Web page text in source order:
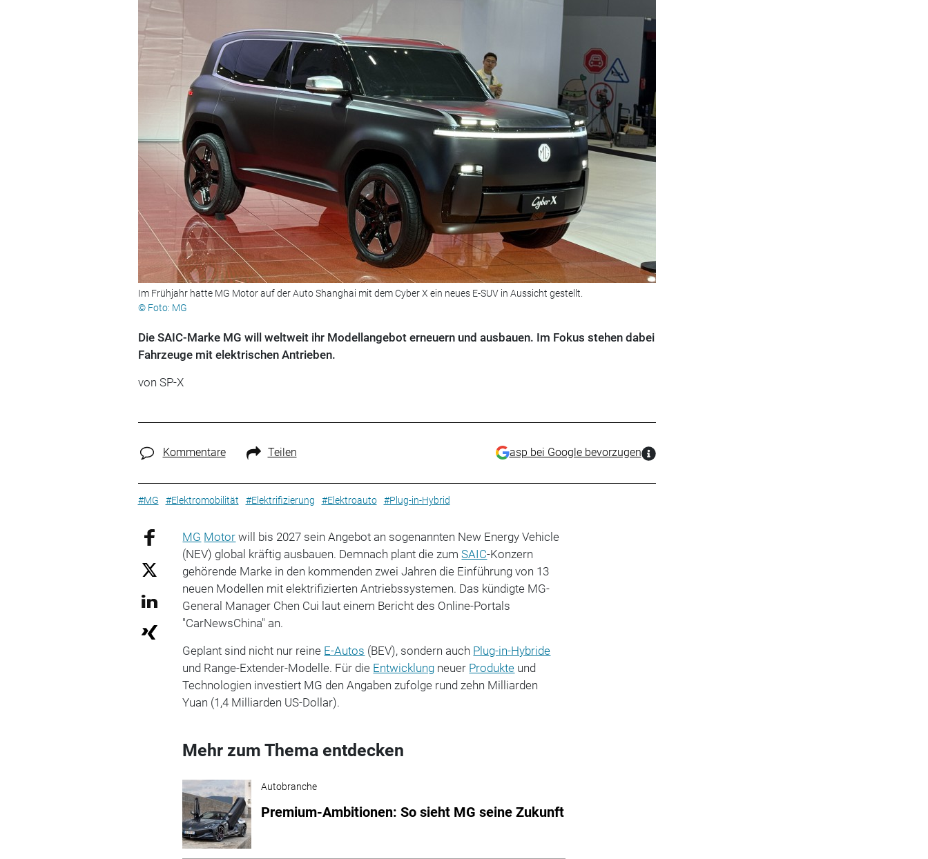
Im Frühjahr hatte MG Motor auf der Auto Shanghai mit dem Cyber X ein neues E-SUV in Aussicht gestellt.
© Foto: MG
Die SAIC-Marke MG will weltweit ihr Modellangebot erneuern und ausbauen. Im Fokus stehen dabei
Fahrzeuge mit elektrischen Antrieben.
von SP-X
Kommentare Teilen asp bei Google bevorzugen
#MG #Elektromobilität #Elektrifizierung #Elektroauto #Plug-in-Hybrid
MG Motor will bis 2027 sein Angebot an sogenannten New Energy Vehicle
(NEV) global kräftig ausbauen. Demnach plant die zumSAIC-Konzern
gehörende Marke in den kommenden zwei Jahren die Einführung von 13
neuen Modellen mit elektrifizierten Antriebssystemen. Das kündigte MG-
General Manager Chen Cui laut einem Bericht des Online-Portals
"CarNewsChina" an.
Geplant sind nicht nur reine E-Autos (BEV), sondern auch Plug-in-Hybride
und Range-Extender-Modelle. Für die Entwicklung neuer Produkte und
Technologien investiert MG den Angaben zufolge rund zehn Milliarden
Yuan (1,4 Milliarden US-Dollar).
Mehr zum Thema entdecken
Autobranche
Premium-Ambitionen: So sieht MG seine Zukunft